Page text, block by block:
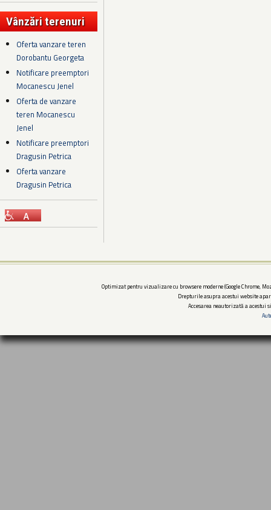
Vânzări terenuri
Oferta vanzare teren
Dorobantu Georgeta
Notificare preemptori
Mocanescu Jenel
Oferta de vanzare
teren Mocanescu
Jenel
Notificare preemptori
Dragusin Petrica
Oferta vanzare
Dragusin Petrica
Optimizat pentru vizualizare cu browsere moderne (Google Chrome,
Drepturile asupra acestui website
Accesarea neautorizată a acestui